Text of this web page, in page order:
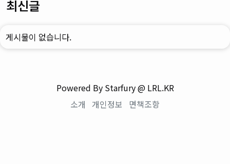
최신글
게시물이 없습니다.
Powered By Starfury @ LRL.KR
소개 개인정보 면책조항